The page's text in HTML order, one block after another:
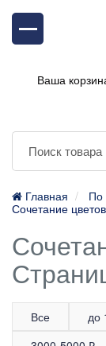
Ваша
Главная По
Сочетание цветов
Все до